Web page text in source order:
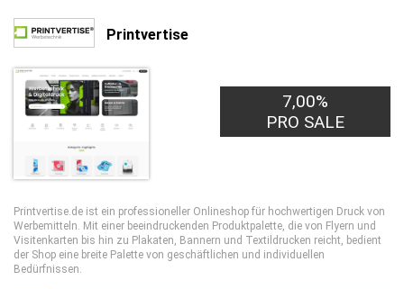
Printvertise
7,00%
PRO SALE
Printvertise.de ist ein professioneller Onlineshop für hochwertigen Druck von
Werbemitteln. Mit einer beeindruckenden Produktpalette, die von Flyern und
Visitenkarten bis hin zu Plakaten, Bannern und Textildrucken reicht, bedient
der Shop eine breite Palette von geschäftlichen und individuellen
Bedürfnissen.